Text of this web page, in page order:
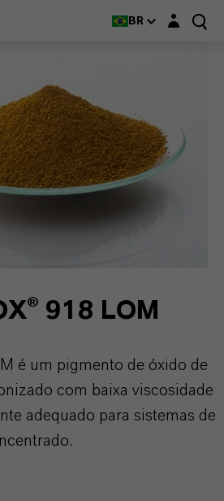
BR Login layer
918 LOM
é um pigmento de óxido de
com baixa viscosidade
adequado para sistemas de